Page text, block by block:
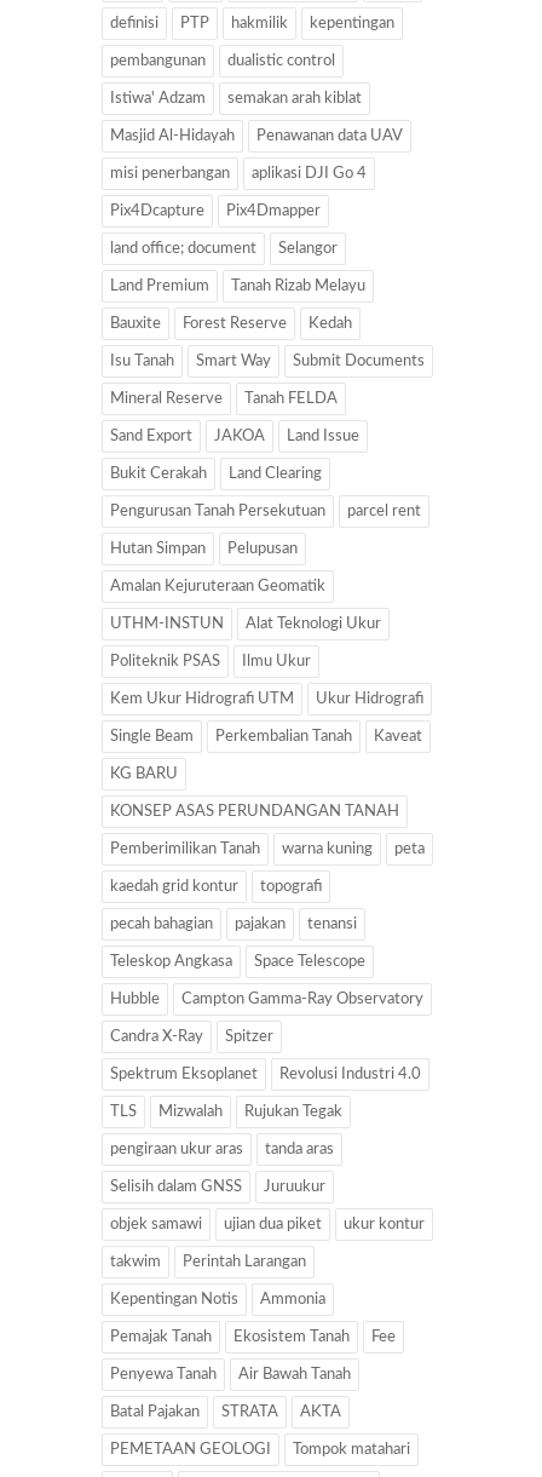
definisi PTP hakmilik kepentingan
pembangunan dualistic control
Istiwa' Adzam semakan arah kiblat
Masjid Al-Hidayah Penawanan data UAV
misi penerbangan aplikasi DJI Go 4
Pix4Dcapture Pix4Dmapper
land office; document Selangor
Land Premium Tanah Rizab Melayu
Bauxite Forest Reserve Kedah
Isu Tanah Smart Way Submit Documents
Mineral Reserve Tanah FELDA
Sand Export JAKOA Land Issue
Bukit Cerakah Land Clearing
Pengurusan Tanah Persekutuan parcel rent
Hutan Simpan Pelupusan
Amalan Kejuruteraan Geomatik
UTHM-INSTUN Alat Teknologi Ukur
Politeknik PSAS Ilmu Ukur
Kem Ukur Hidrografi UTM Ukur Hidrografi
Single Beam Perkembalian Tanah Kaveat
KG BARU
KONSEP ASAS PERUNDANGAN TANAH
Pemberimilikan Tanah warna kuning peta
kaedah grid kontur topografi
pecah bahagian pajakan tenansi
Teleskop Angkasa Space Telescope
Hubble Campton Gamma-Ray Observatory
Candra X-Ray Spitzer
Spektrum Eksoplanet Revolusi Industri 4.0
TLS Mizwalah Rujukan Tegak
pengiraan ukur aras tanda aras
Selisih dalam GNSS Juruukur
objek samawi ujian dua piket ukur kontur
takwim Perintah Larangan
Kepentingan Notis Ammonia
Pemajak Tanah Ekosistem Tanah Fee
Penyewa Tanah Air Bawah Tanah
Batal Pajakan STRATA AKTA
PEMETAAN GEOLOGI Tompok matahari